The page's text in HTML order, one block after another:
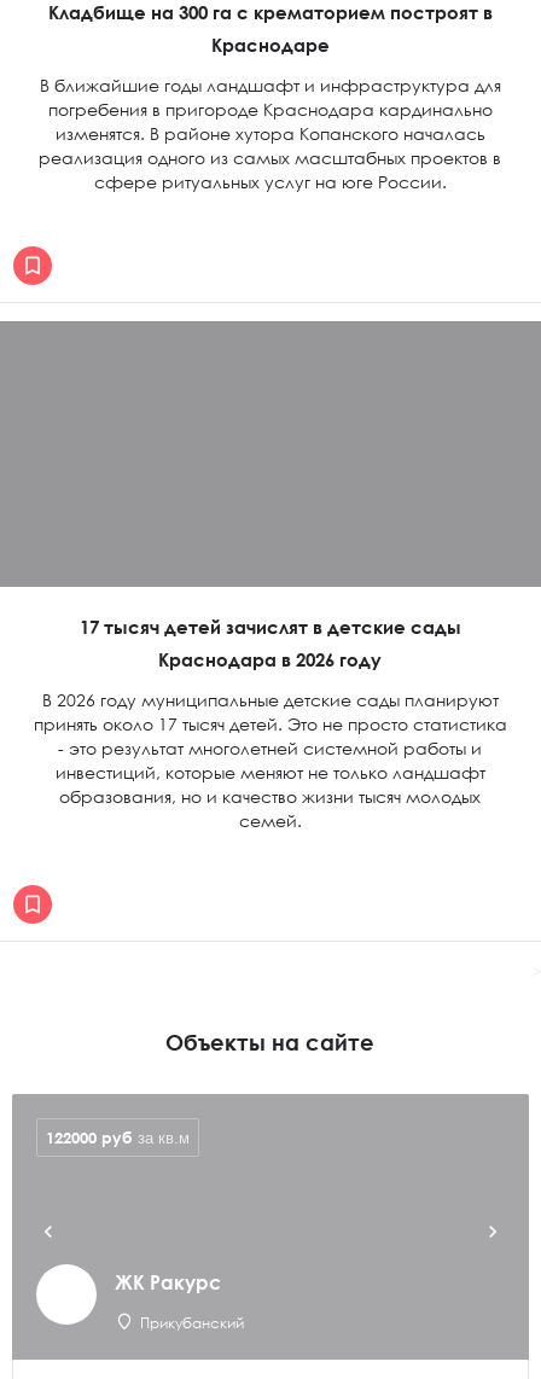
Кладбище на 300 га с крематорием построят в
Краснодаре
В ближайшие годы ландшафт и инфраструктура для
погребения в пригороде Краснодара кардинально
изменятся. В районе хутора Копанского началась
реализация одного из самых масштабных проектов в
сфере ритуальных услуг на юге России.
17 тысяч детей зачислят в детские сады
Краснодара в 2026 году
В 2026 году муниципальные детские сады планируют
принять около 17 тысяч детей. Это не просто статистика
- это результат многолетней системной работы и
инвестиций, которые меняют не только ландшафт
образования, но и качество жизни тысяч молодых
семей.
Объекты на сайте
ЖК Ракурс
Прикубанский
122000 руб за кв.м